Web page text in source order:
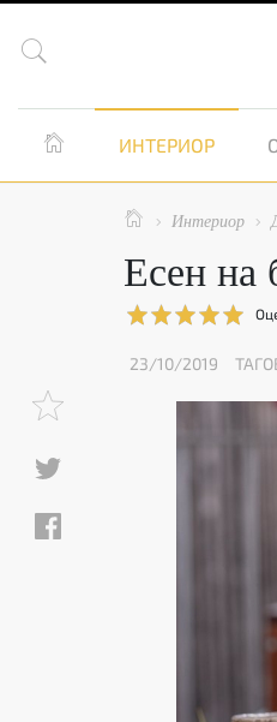

 ИНТЕРИОР
  Интериор 
Есен на
23/10/2019